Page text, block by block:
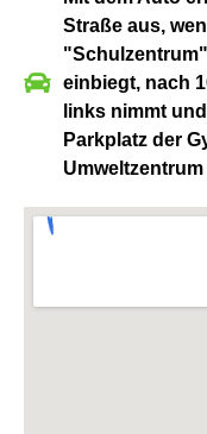
Straße aus,
einbiegt, nach
links nimmt
Parkplatz der